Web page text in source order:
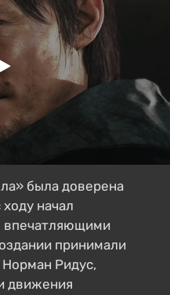
была доверена
начал
впечатляющими
принимали
Норман Ридус,
движения